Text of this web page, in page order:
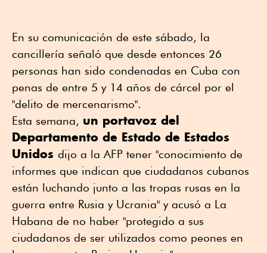
En su comunicación de este sábado, la
cancillería señaló que desde entonces 26
personas han sido condenadas en Cuba con
penas de entre 5 y 14 años de cárcel por el
"delito de mercenarismo".
Esta semana, un portavoz del
Departamento de Estado de Estados
Unidos dijo a la AFP tener "conocimiento de
informes que indican que ciudadanos cubanos
están luchando junto a las tropas rusas en la
guerra entre Rusia y Ucrania" y acusó a La
Habana de no haber "protegido a sus
ciudadanos de ser utilizados como peones en